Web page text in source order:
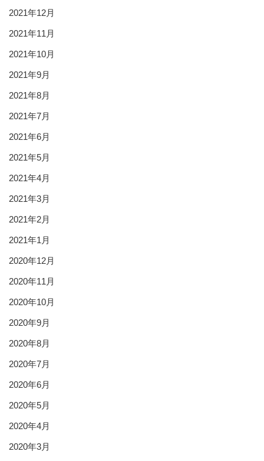
2021年12月
2021年11月
2021年10月
2021年9月
2021年8月
2021年7月
2021年6月
2021年5月
2021年4月
2021年3月
2021年2月
2021年1月
2020年12月
2020年11月
2020年10月
2020年9月
2020年8月
2020年7月
2020年6月
2020年5月
2020年4月
2020年3月